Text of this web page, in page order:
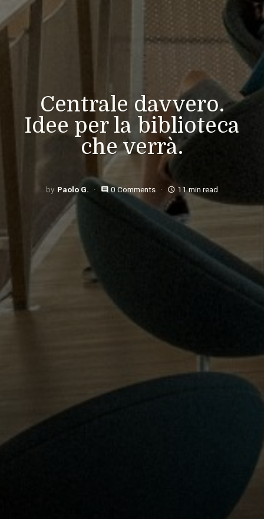
Centrale davvero.
Idee per la biblioteca
che verrà.
Paolo G. comment 0 Comments access_time 11 min read